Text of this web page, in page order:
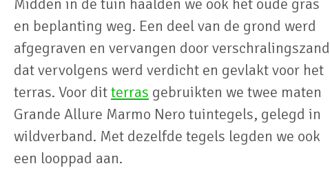
Midden in de tuin haalden we ook het oude gras
en beplanting weg. Een deel van de grond werd
afgegraven en vervangen door verschralingszand
dat vervolgens werd verdicht en gevlakt voor het
terras. Voor ditterras gebruikten we twee maten
Grande Allure Marmo Nero tuintegels, gelegd in
wildverband. Met dezelfde tegels legden we ook
een looppad aan.